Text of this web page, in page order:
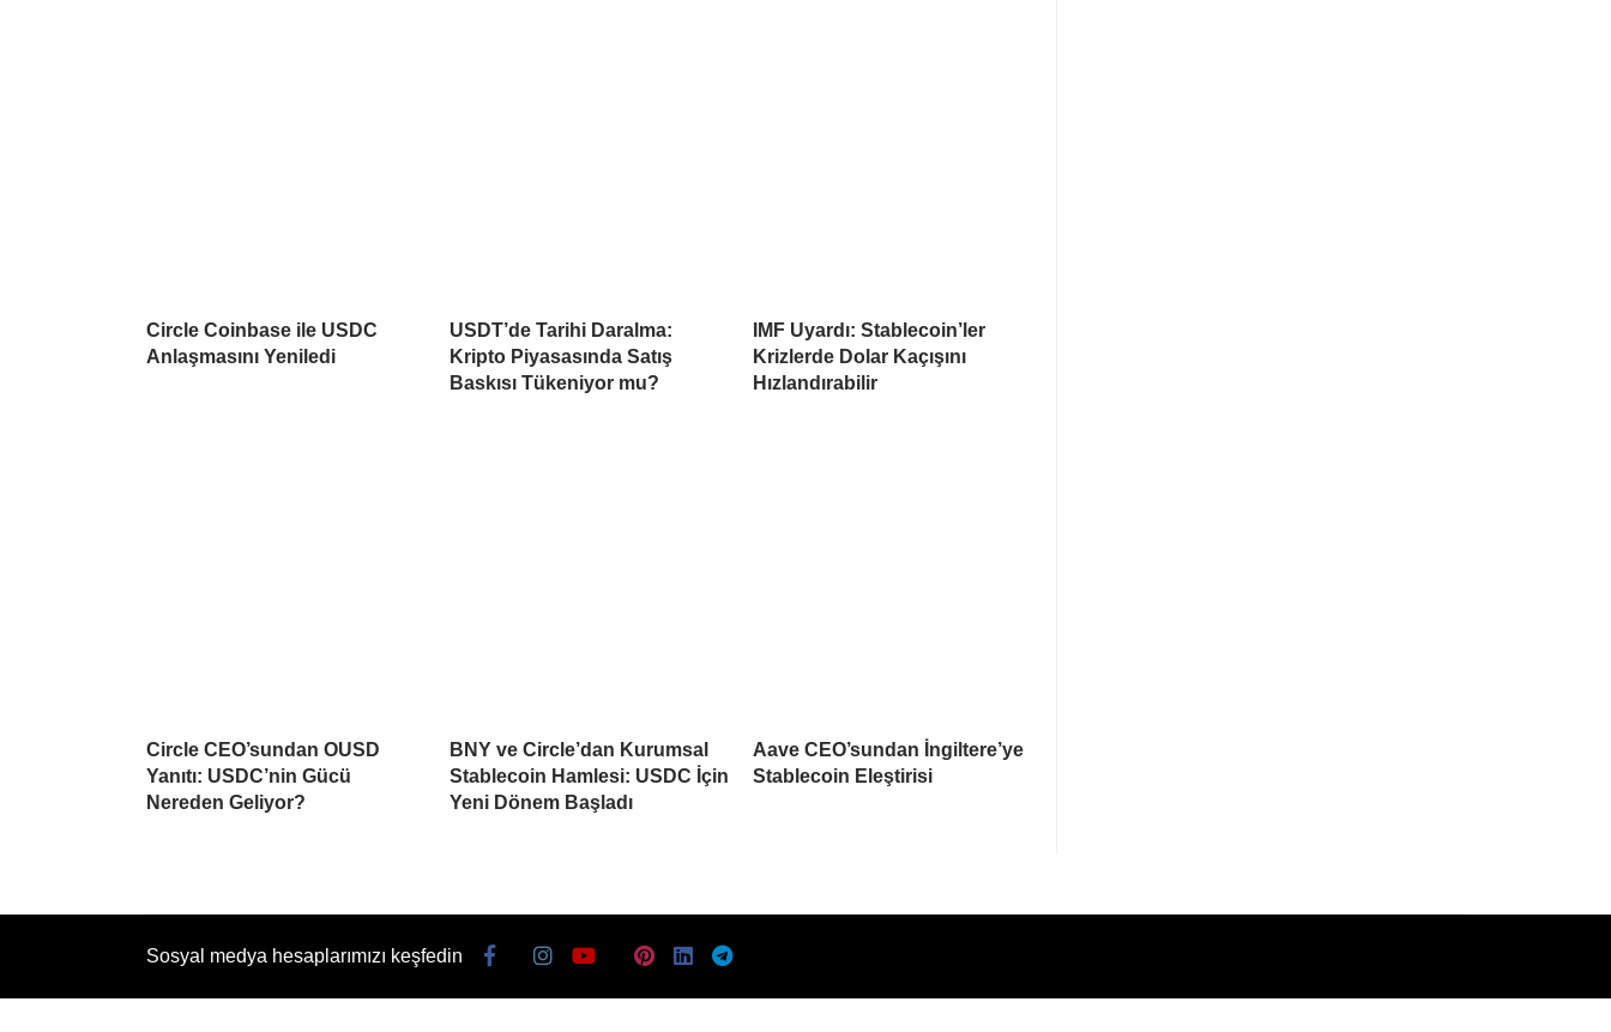
Circle Coinbase ile USDC
Anlaşmasını Yeniledi
USDT’de Tarihi Daralma:
Kripto Piyasasında Satış
Baskısı Tükeniyor mu?
IMF Uyardı: Stablecoin’ler
Krizlerde Dolar Kaçışını
Hızlandırabilir
Circle CEO’sundan OUSD
Yanıtı: USDC’nin Gücü
Nereden Geliyor?
BNY ve Circle’dan Kurumsal
Stablecoin Hamlesi: USDC İçin
Yeni Dönem Başladı
Aave CEO’sundan İngiltere’ye
Stablecoin Eleştirisi
Sosyal medya hesaplarımızı keşfedin